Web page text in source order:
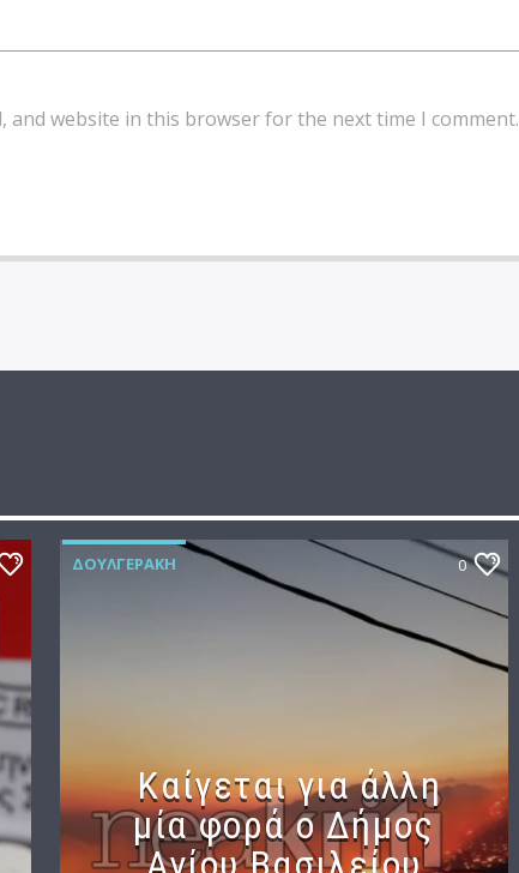
and website in this browser for the next time I comment.
ΔΟΥΛΓΕΡΆΚΗ 0
Καίγεται για άλλη
μία φορά ο Δήμος